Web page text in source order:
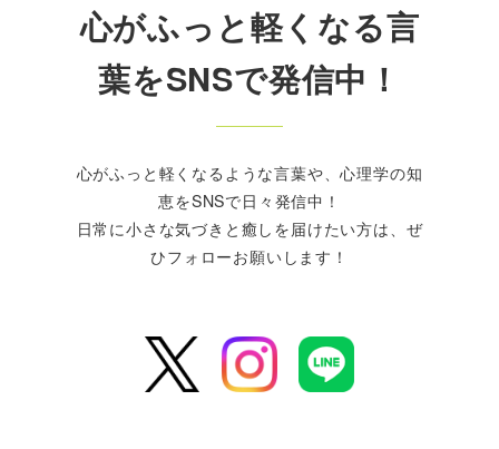
心がふっと軽くなる言
葉をSNSで発信中！
心がふっと軽くなるような言葉や、心理学の知
恵をSNSで日々発信中！
日常に小さな気づきと癒しを届けたい方は、ぜ
ひフォローお願いします！